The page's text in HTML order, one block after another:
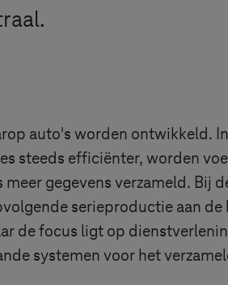
auto's worden ontwikkeld.
steeds efficiënter, worden
gegevens verzameld. Bij
serieproductie aan de
de focus ligt op
systemen voor het